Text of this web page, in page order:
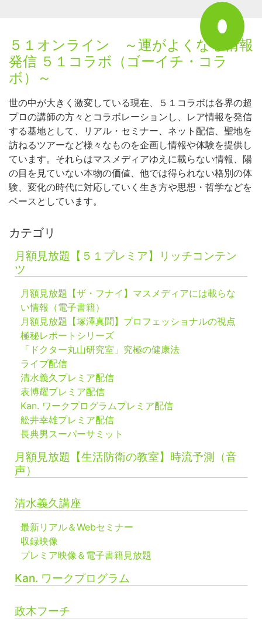
５１オンライン ～運がよくなる情報
発信 ５１コラボ（ゴーイチ・コラ
ボ）～
世の中が大きく激変している現在、５１コラボは各界の超
プロの講師の方々とコラボレーションし、レア情報を発信
する基地として、リアル・セミナー、ネット配信、聖地を
訪ねるツアーなど様々なものを企画し情報や体験を提供し
ています。それらはマスメディアゆえに載らない情報、陽
の目を見ていない本物の価値、他では得られない格別の体
験、変化の時代に対応していく生き方や思想・哲学などを
ベースとしています。
カテゴリ
月額見放題【５１プレミア】リッチコンテン
ツ
月額見放題【ザ・フナイ】マスメディアには載らな
い情報（電子書籍）
月額見放題【塚澤真聞】プロフェッショナルの視点
極秘レポートシリーズ
「ドクター丸山研究室」究極の健康法
ライブ配信
清水義久プレミア配信
表博耀プレミア配信
Kan. ワークプログラムプレミア配信
舩井幸雄プレミア配信
長典男スーパーサミット
月額見放題【生活防衛の教室】時流予測（音
声）
清水義久講座
最新リアル＆Webセミナー
収録映像
プレミア映像＆電子書籍見放題
Kan. ワークプログラム
政木フーチ